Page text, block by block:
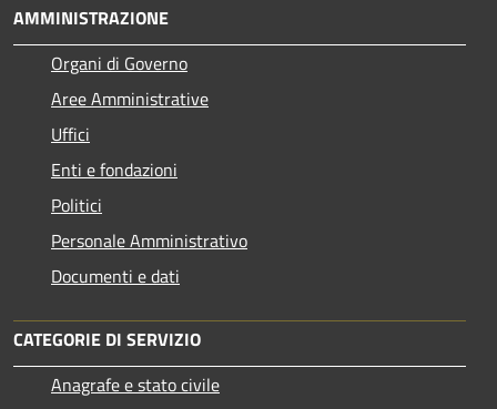
AMMINISTRAZIONE
Organi di Governo
Aree Amministrative
Uffici
Enti e fondazioni
Politici
Personale Amministrativo
Documenti e dati
CATEGORIE DI SERVIZIO
Anagrafe e stato civile